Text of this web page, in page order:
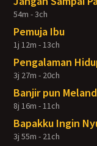
54m - 3ch
Pemuja Ibu
1j 12m - 13ch
Pengalaman
3j 27m - 20ch
Banjir pun
8j 16m - 11ch
Bapakku Ingin
3j 55m - 21ch